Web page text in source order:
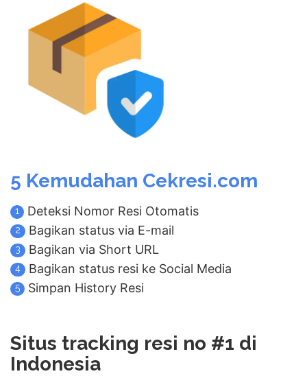
5 Kemudahan Cekresi.com
1 Deteksi Nomor Resi Otomatis
2 Bagikan status via E-mail
3 Bagikan via Short URL
4 Bagikan status resi ke Social Media
5 Simpan History Resi
Situs tracking resi no #1 di
Indonesia